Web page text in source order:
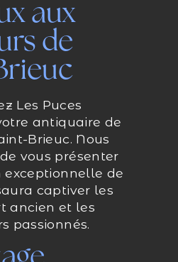
aux
de
Les Puces
antiquaire de
Brieuc. Nous
vous présenter
exceptionnelle de
captiver les
ancien et les
passionnés.